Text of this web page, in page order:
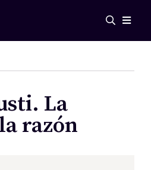
La
razón